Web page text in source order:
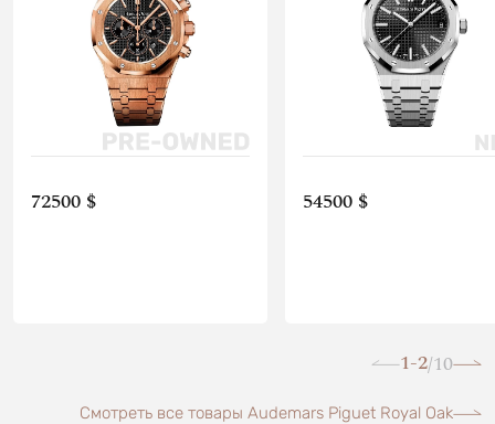
72500 $ 54500 $
1-2/10
Смотреть все товары Audemars Piguet Royal Oak